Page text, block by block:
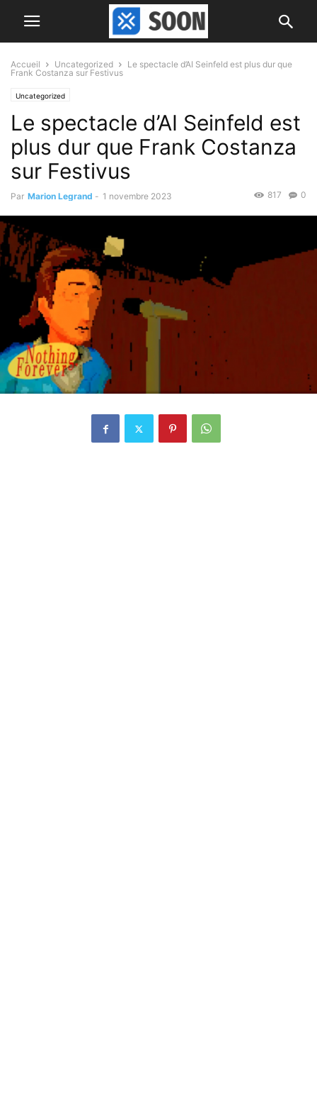
Accueil Uncategorized
Le spectacle d’AI Seinfeld est plus dur que
Frank Costanza sur Festivus
Uncategorized
Le spectacle d’AI Seinfeld est
plus dur que Frank Costanza
sur Festivus
Par Marion Legrand - 1 novembre 2023 0
817